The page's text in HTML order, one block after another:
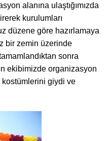
alanına ulaştığımızda
kurulumları
düzene göre hazırlamaya
bir zemin üzerinde
sonra
ekibimizde organizasyon
giydi ve